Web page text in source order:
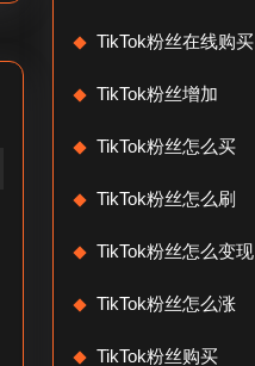
TikTok粉丝在线购买
TikTok粉丝增加
TikTok粉丝怎么买
TikTok粉丝怎么刷
TikTok粉丝怎么变现
TikTok粉丝怎么涨
TikTok粉丝购买